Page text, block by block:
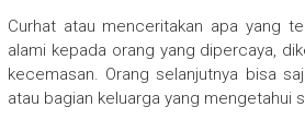
Curhat atau menceritakan apa yang
alami kepada orang yang dipercaya,
kecemasan. Orang selanjutnya bisa
atau bagian keluarga yang mengetahui